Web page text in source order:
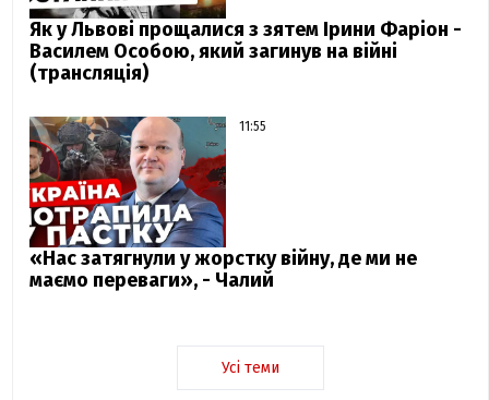
Як у Львові прощалися з зятем Ірини Фаріон -
Василем Особою, який загинув на війні
(трансляція)
11:55
«Нас затягнули у жорстку війну, де ми не
маємо переваги», - Чалий
Усі теми